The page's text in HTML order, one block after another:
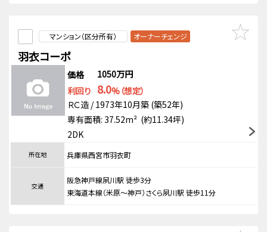
マンション（区分所有） オーナーチェンジ
羽衣コーポ
価格
1050万円
利回り 8.0%（想定）
ＲＣ造 / 1973年10月築 (築52年)
専有面積: 37.52m² (約11.34坪)
2DK
所在地 兵庫県西宮市羽衣町
交通
阪急神戸線夙川駅 徒歩3分
東海道本線（米原～神戸）さくら夙川駅 徒歩11分